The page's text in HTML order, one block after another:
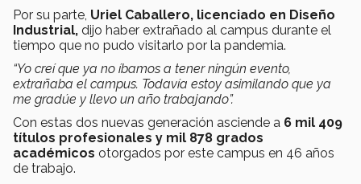
Por su parte, Uriel Caballero, licenciado en Diseño
Industrial, dijo haber extrañado al campus durante el
tiempo que no pudo visitarlo por la pandemia.
“Yo creí que ya no íbamos a tener ningún evento,
extrañaba el campus. Todavía estoy asimilando que ya
me gradúe y llevo un año trabajando”.
Con estas dos nuevas generación asciende a 6 mil 409
títulos profesionales y mil 878 grados
académicos otorgados por este campus en 46 años
de trabajo.